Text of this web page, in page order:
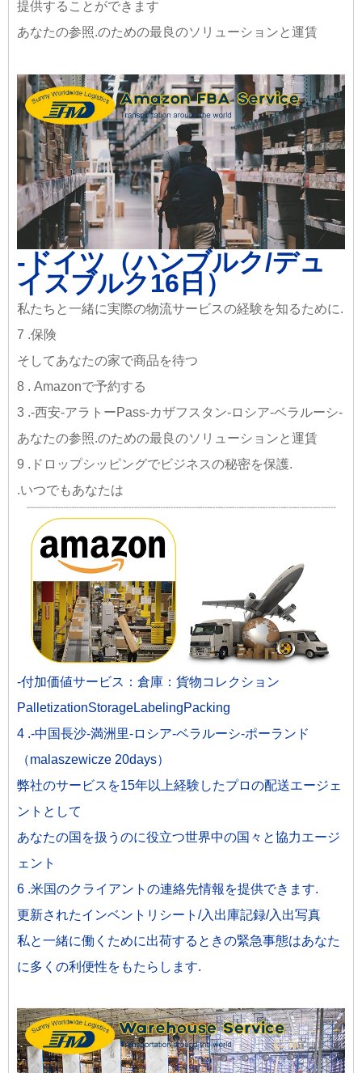
提供することができます
あなたの参照.のための最良のソリューションと運賃
-ドイツ（ハンブルク/デュ
イスブルク16日）
私たちと一緒に実際の物流サービスの経験を知るために.
7 .保険
そしてあなたの家で商品を待つ
8 . Amazonで予約する
3 .-西安-アラトーPass-カザフスタン-ロシア-ベラルーシ-
あなたの参照.のための最良のソリューションと運賃
9 .ドロップシッピングでビジネスの秘密を保護.
.いつでもあなたは
-付加価値サービス：倉庫：貨物コレクション
PalletizationStorageLabelingPacking
4 .-中国長沙-満洲里-ロシア-ベラルーシ-ポーランド
（malaszewicze 20days）
弊社のサービスを15年以上経験したプロの配送エージェ
ントとして
あなたの国を扱うのに役立つ世界中の国々と協力エージ
ェント
6 .米国のクライアントの連絡先情報を提供できます.
更新されたインベントリシート/入出庫記録/入出写真
私と一緒に働くために出荷するときの緊急事態はあなた
に多くの利便性をもたらします.